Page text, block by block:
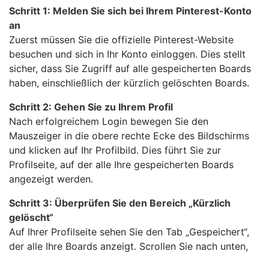
Schritt 1: Melden Sie sich bei Ihrem Pinterest-Konto
an
Zuerst müssen Sie die offizielle Pinterest-Website
besuchen und sich in Ihr Konto einloggen. Dies stellt
sicher, dass Sie Zugriff auf alle gespeicherten Boards
haben, einschließlich der kürzlich gelöschten Boards.
Schritt 2: Gehen Sie zu Ihrem Profil
Nach erfolgreichem Login bewegen Sie den
Mauszeiger in die obere rechte Ecke des Bildschirms
und klicken auf Ihr Profilbild. Dies führt Sie zur
Profilseite, auf der alle Ihre gespeicherten Boards
angezeigt werden.
Schritt 3: Überprüfen Sie den Bereich „Kürzlich
gelöscht“
Auf Ihrer Profilseite sehen Sie den Tab „Gespeichert“,
der alle Ihre Boards anzeigt. Scrollen Sie nach unten,